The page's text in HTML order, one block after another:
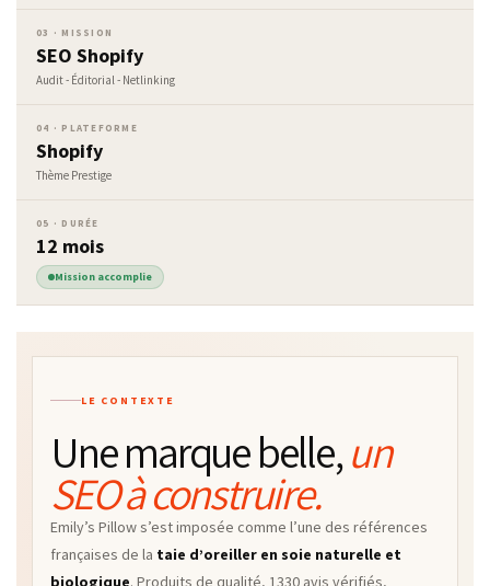
03 · MISSION
SEO Shopify
Audit - Éditorial - Netlinking
04 · PLATEFORME
Shopify
Thème Prestige
05 · DURÉE
12 mois
Mission accomplie
LE CONTEXTE
Une marque belle,un
SEO à construire.
Emily’s Pillow s’est imposée comme l’une des références
françaises de la taie d’oreiller en soie naturelle et
biologique. Produits de qualité, 1330 avis vérifiés,